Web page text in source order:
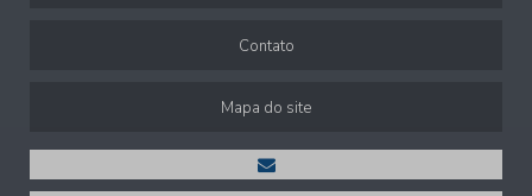
Contato
Mapa do site